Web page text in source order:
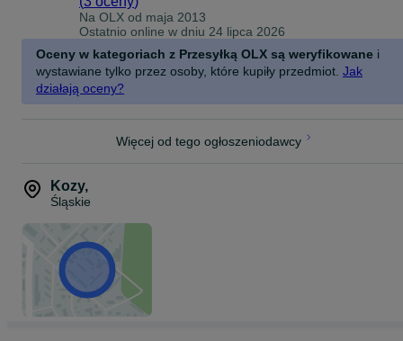
należy stosować uchwyty posiadające opcję podwyższenia.
Ostrożność należy zachować także przy otwieraniu szyberdachu,
jeśli unosi się on do góry.
SPECYFIKACJA
Marka - Inter Pack
Kolor belek - srebrny
Maksymalna ładowność (kg) - 75
Szerokość kanału montażowego (mm) - 21
Zamki - Tak
Na OLX od maja 2013
Ostatnio online w dniu 24 lipca 2026
Oceny w kategoriach z Przesyłką OLX są weryfikowane i
wystawiane tylko przez osoby, które kupiły przedmiot. Jak
działają oceny?
Więcej od tego ogłoszeniodawcy
Kozy,
Śląskie